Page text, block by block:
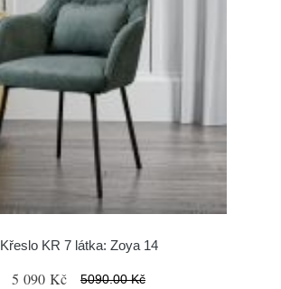
Křeslo KR 7 látka: Zoya 14
5 090 Kč 5090.00 Kč